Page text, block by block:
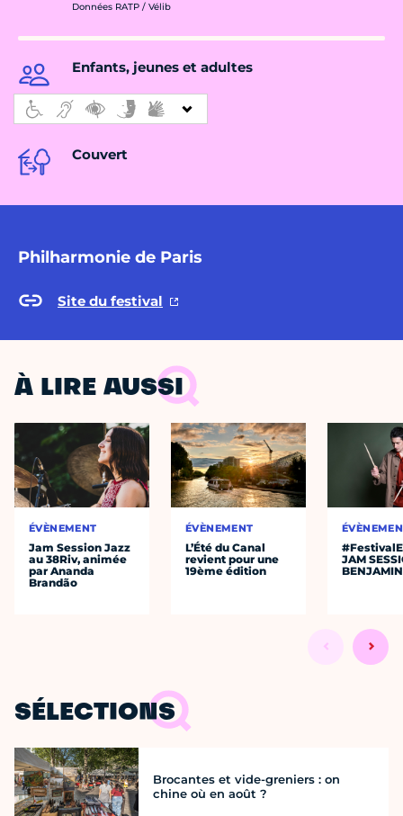
Données RATP / Vélib
Enfants, jeunes et adultes
Couvert
Philharmonie de Paris
Site du festival
À LIRE AUSSI
ÉVÈNEMENT
Jam Session Jazz
au 38Riv, animée
par Ananda
Brandão
ÉVÈNEMENT
L’Été du Canal
revient pour une
19ème édition
JAM
SÉLECTIONS
Brocantes et vide-greniers : on
chine où en août ?